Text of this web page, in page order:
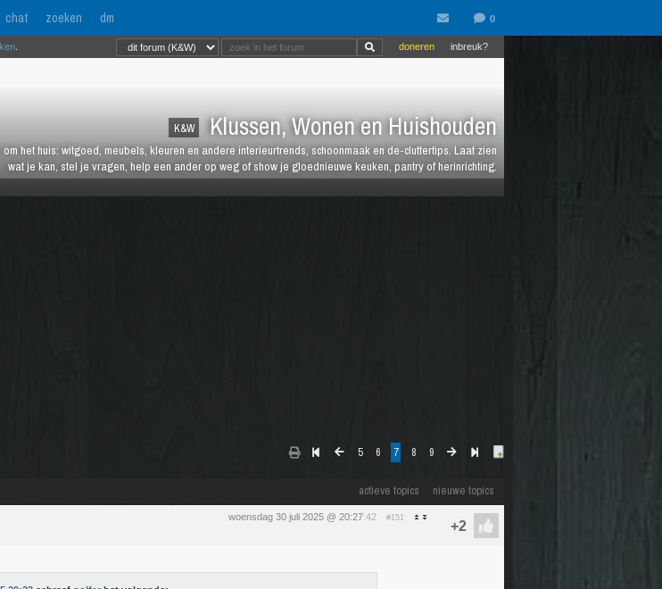
chat zoeken dm
K&W Klussen, Wonen en Huishouden
het huis: witgoed, meubels, kleuren en andere interieurtrends, schoonmaak en de-cluttertips. Laat zien
wat je kan, stel je vragen, help een ander op weg of show je gloednieuwe keuken, pantry of herinrichting.
inbreuk?
doneren
5 6 7 8 9
actieve topics nieuwe topics
woensdag 30 juli 2025 @ 20:27:42 #151